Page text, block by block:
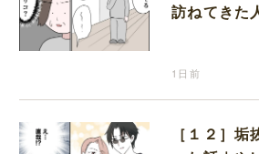
訪ねてきた
ってきた
1日前
［１２］